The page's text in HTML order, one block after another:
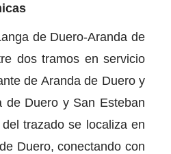
de Duero-Aranda de
dos tramos en servicio
de Aranda de Duero y
de Duero y San Esteban
trazado se localiza en
Duero, conectando con